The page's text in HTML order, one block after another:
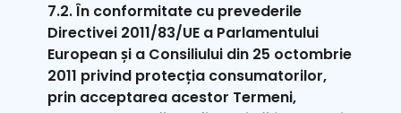
7.2. În conformitate cu prevederile
Directivei 2011/83/UE a Parlamentului
European și a Consiliului din 25 octombrie
2011 privind protecția consumatorilor,
prin acceptarea acestor Termeni,